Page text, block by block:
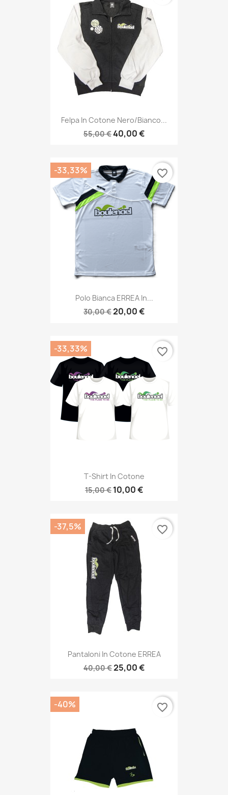
Felpa In Cotone Nero/bianco...
55,00 €40,00 €
Polo Bianca ERREA In...
30,00 €20,00 €
-33,33% favorite_border
T-Shirt In Cotone
15,00 € 10,00 €
-33,33% favorite_border
Pantaloni In Cotone ERREA
40,00 €25,00 €
-37,5% favorite_border
-40% favorite_border